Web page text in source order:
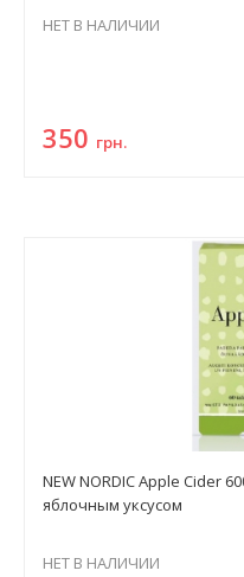
НЕТ В НАЛИЧИИ
350 грн.
NEW NORDIC Apple Cider
яблочным уксусом
НЕТ В НАЛИЧИИ